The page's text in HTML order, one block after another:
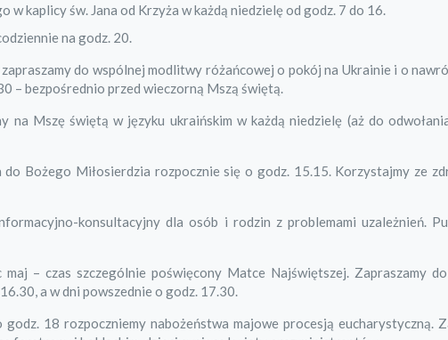
w kaplicy św. Jana od Krzyża w każdą niedzielę od godz. 7 do 16.
na godz. 20.
do wspólnej modlitwy różańcowej o pokój na Ukrainie i o
– bezpośrednio przed wieczorną Mszą świętą.
na Mszę świętą w języku ukraińskim w każdą niedzielę (aż do
Bożego Miłosierdzia rozpocznie się o godz. 15.15. Korzystajmy ze
konsultacyjny dla osób i rodzin z problemami uzależnień.
– czas szczególnie poświęcony Matce Najświętszej. Zapraszamy
a w dni powszednie o godz. 17.30.
18 rozpoczniemy nabożeństwa majowe procesją eucharystyczną.